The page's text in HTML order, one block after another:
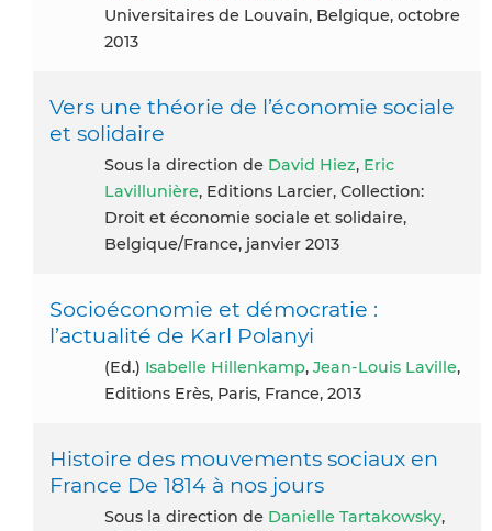
Universitaires de Louvain, Belgique, octobre
2013
Vers une théorie de l’économie sociale
et solidaire
Sous la direction de David Hiez, Eric
Lavillunière, Editions Larcier, Collection:
Droit et économie sociale et solidaire,
Belgique/France, janvier 2013
Socioéconomie et démocratie :
l’actualité de Karl Polanyi
(ed.) Isabelle Hillenkamp, Jean-Louis Laville,
Editions Erès, Paris, France, 2013
Histoire des mouvements sociaux en
France De 1814 à nos jours
Sous la direction de Danielle Tartakowsky,